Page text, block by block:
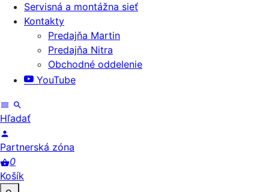
Servisná a montážna sieť
Kontakty
Predajňa Martin
Predajňa Nitra
Obchodné oddelenie
YouTube
Hľadať
Partnerská zóna
0
Košík